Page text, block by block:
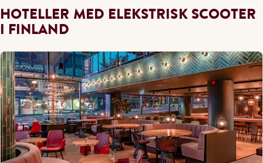
HOTELLER MED ELEKSTRISK SCOOTER
I FINLAND